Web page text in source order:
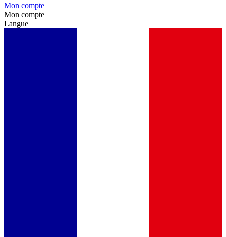
Mon compte
Mon compte
Langue